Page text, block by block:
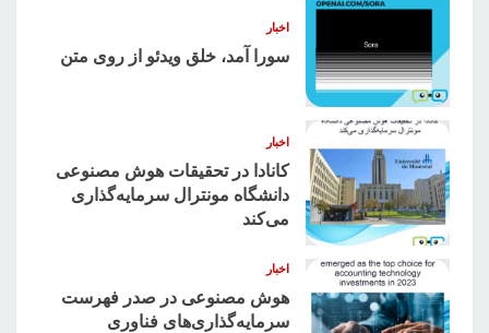
3
اخبار
سورا آمد، خلق ویدئو از روی متن
4
اخبار
کانادا در تحقیقات هوش مصنوعی
دانشگاه مونترال سرمایه‌گذاری
می‌کند
اخبار
هوش مصنوعی در صدر فهرست
سرمایه‌گذاری‌های فناوری